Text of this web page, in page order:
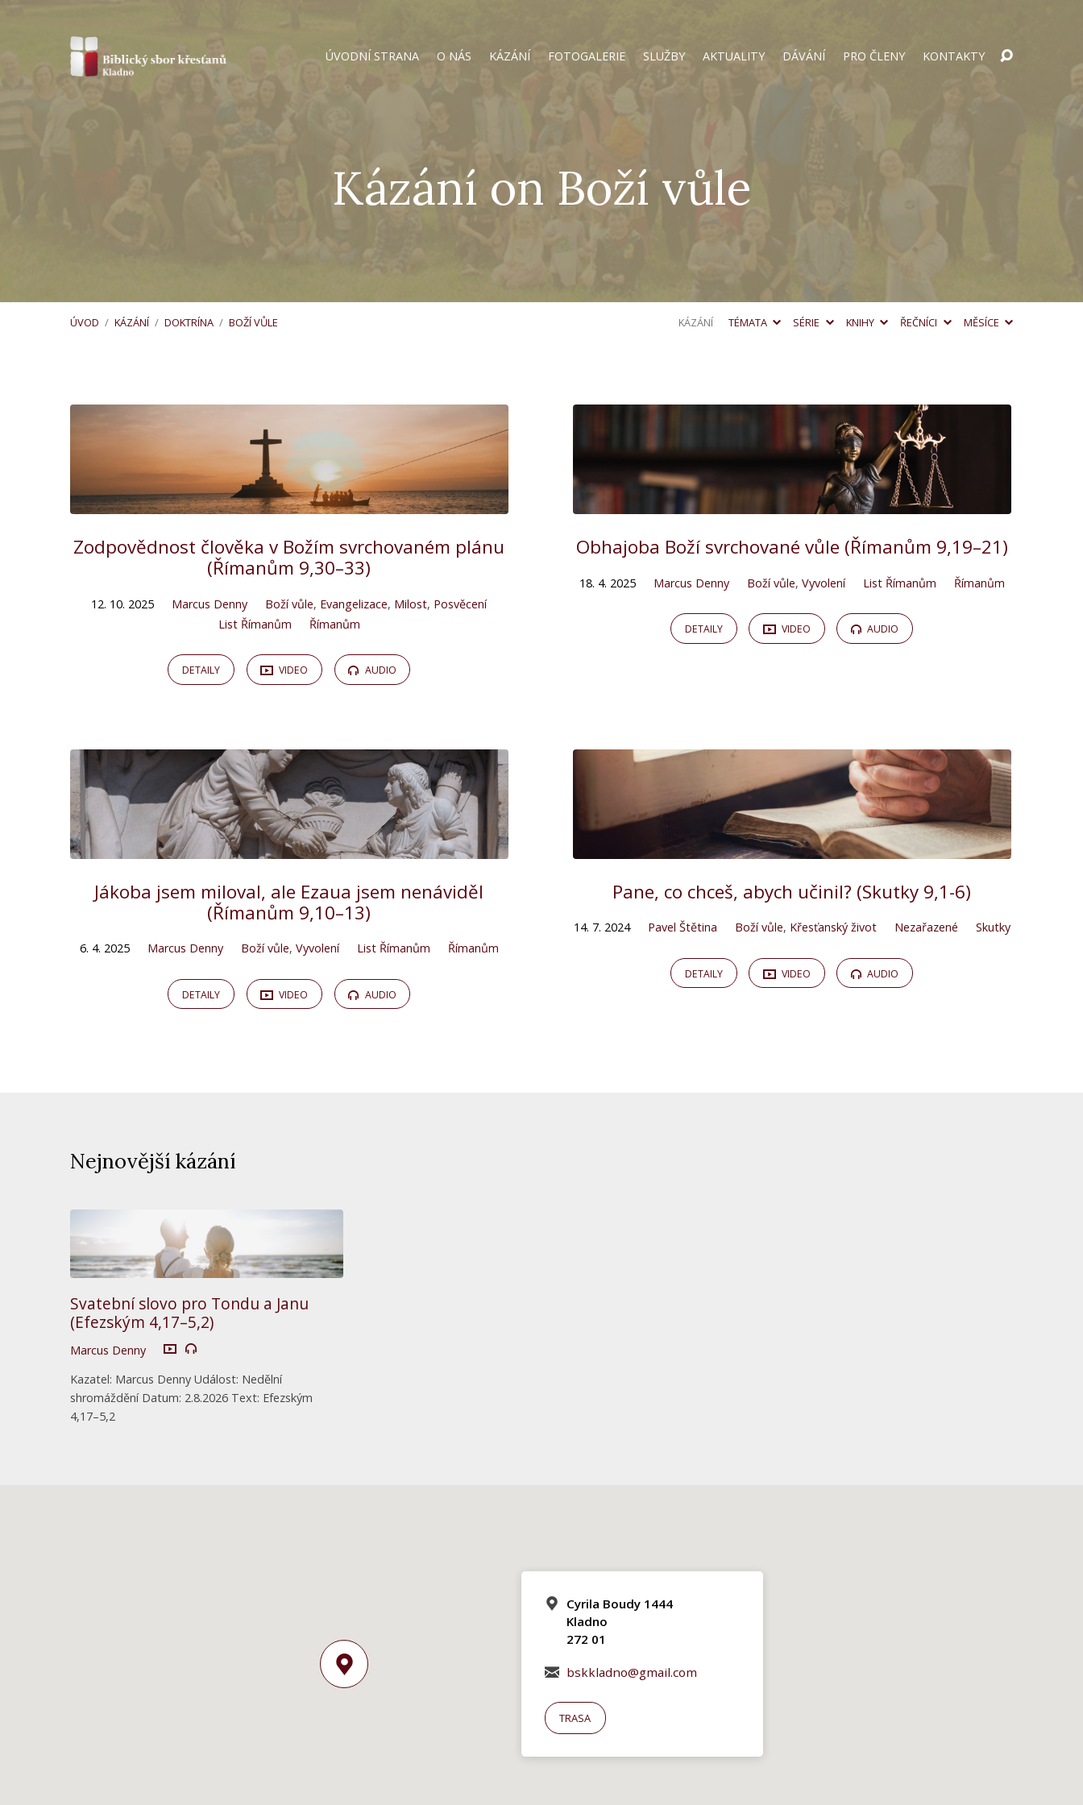
ÚVODNÍ STRANA O NÁS KÁZÁNÍ FOTOGALERIE SLUŽBY AKTUALITY DÁVÁNÍ PRO ČLENY KONTAKTY
Kázání on Boží vůle
ÚVOD / KÁZÁNÍ / DOKTRÍNA / BOŽÍ VŮLE KÁZÁNÍ TÉMATA SÉRIE KNIHY ŘEČNÍCI MĚSÍCE
Kázání
on
Boží
vůle
Zodpovědnost člověka v Božím svrchovaném plánu
(Římanům 9,30–33)
12. 10. 2025 Marcus Denny Boží vůle, Evangelizace, Milost, Posvěcení
List Římanům
Římanům
DETAILY VIDEO AUDIO
Obhajoba Boží svrchované vůle (Římanům 9,19–21)
18. 4. 2025 Marcus Denny Boží vůle, Vyvolení List Římanům Římanům
DETAILY VIDEO AUDIO
Jákoba jsem miloval, ale Ezaua jsem nenáviděl
(Římanům 9,10–13)
6. 4. 2025 Marcus Denny Boží vůle, Vyvolení List Římanům Římanům
DETAILY VIDEO AUDIO
Pane, co chceš, abych učinil? (Skutky 9,1-6)
14. 7. 2024 Pavel Štětina Boží vůle, Křesťanský život Nezařazené Skutky
DETAILY VIDEO AUDIO
Nejnovější kázání
Svatební slovo pro Tondu a Janu
(Efezským 4,17–5,2)
Marcus Denny
Kazatel: Marcus Denny Událost: Nedělní
shromáždění Datum: 2.8.2026 Text: Efezským
4,17–5,2
Cyrila Boudy 1444
Kladno
272 01
bskkladno@gmail.com
TRASA